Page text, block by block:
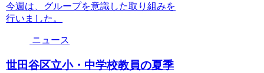
今週は、グループを意識した取り組みを
行いました。
ニュース
世田谷区立小・中学校教員の夏季